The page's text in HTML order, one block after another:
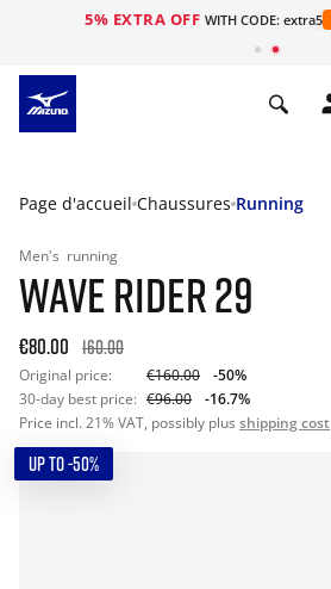
5% EXTRA OFF WITH CODE: extra5
Page d'accueil Chaussures Running
Men's running
WAVE RIDER 29
€80.00 160.00
Original price: €160.00
-50%
30-day best price: €96.00
-16.7%
Price incl. 21% VAT, possibly plus shipping cost
UP TO -50%